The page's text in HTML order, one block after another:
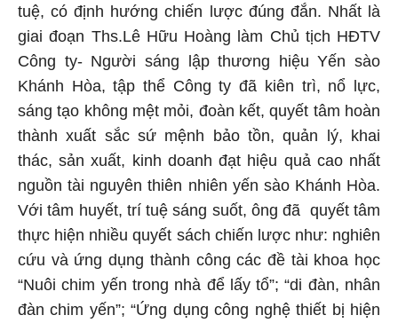
tuệ, có định hướng chiến lược đúng đắn. Nhất là
giai đoạn Ths.Lê Hữu Hoàng làm Chủ tịch HĐTV
Công ty- Người sáng lập thương hiệu Yến sào
Khánh Hòa, tập thể Công ty đã kiên trì, nổ lực,
sáng tạo không mệt mỏi, đoàn kết, quyết tâm hoàn
thành xuất sắc sứ mệnh bảo tồn, quản lý, khai
thác, sản xuất, kinh doanh đạt hiệu quả cao nhất
nguồn tài nguyên thiên nhiên yến sào Khánh Hòa.
Với tâm huyết, trí tuệ sáng suốt, ông đã quyết tâm
thực hiện nhiều quyết sách chiến lược như: nghiên
cứu và ứng dụng thành công các đề tài khoa học
“Nuôi chim yến trong nhà để lấy tổ”; “di đàn, nhân
đàn chim yến”; “Ứng dụng công nghệ thiết bị hiện